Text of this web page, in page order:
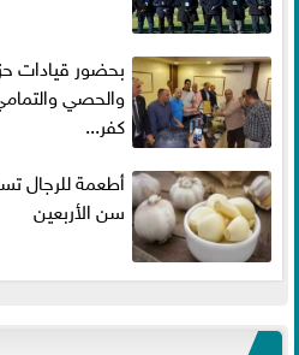
بحضور قيادات
والحصي
كفر...
أطعمة للرجال
سن الأربعين